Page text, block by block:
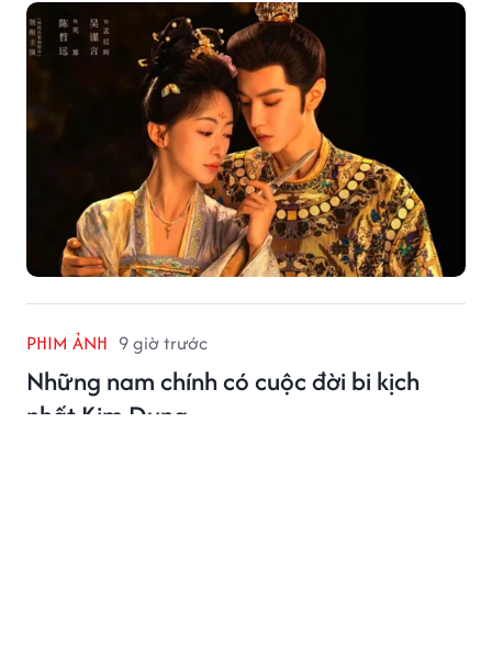
PHIM ẢNH 9 giờ trước
Những nam chính có cuộc đời bi kịch
nhất Kim Dung